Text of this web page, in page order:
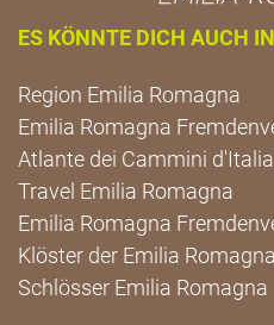
ES KÖNNTE DICH AUCH
Region Emilia Romagna
Emilia Romagna
Atlante dei Cammini d'Italia
Travel Emilia Romagna
Emilia Romagna
Klöster der Emilia Romagna
Schlösser Emilia Romagna